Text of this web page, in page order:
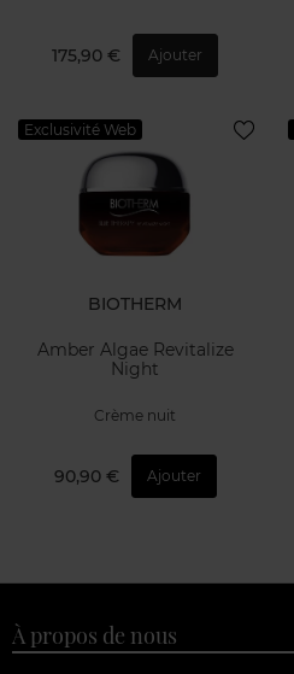
175,90 € Ajouter
Exclusivité Web
BIOTHERM
Amber Algae Revitalize
Night
Crème nuit
90,90 € Ajouter
À propos de nous